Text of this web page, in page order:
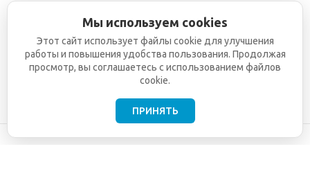
Мы используем cookies
Этот сайт использует файлы cookie для улучшения
работы и повышения удобства пользования. Продолжая
просмотр, вы соглашаетесь с использованием файлов
cookie.
ПРИНЯТЬ